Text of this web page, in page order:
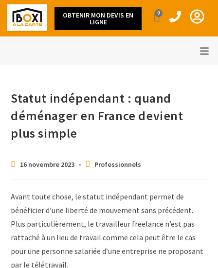
OBTENIR MON DEVIS EN
LIGNE
0
Statut indépendant : quand
déménager en France devient
plus simple
16 novembre 2023 Professionnels
Avant toute chose, le statut indépendant permet de
bénéficier d’une liberté de mouvement sans précédent.
Plus particulièrement, le travailleur freelance n’est pas
rattaché à un lieu de travail comme cela peut être le cas
pour une personne salariée d’une entreprise ne proposant
par le télétravail.